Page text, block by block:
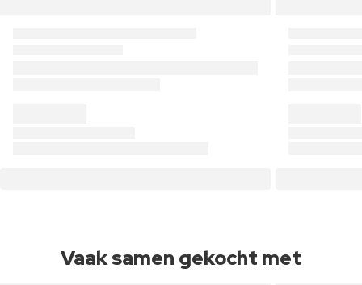
Vaak samen gekocht met